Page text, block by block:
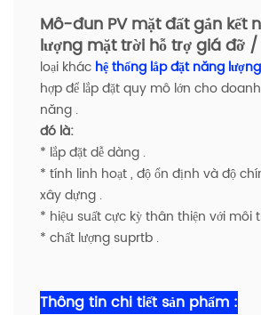
Mô-đun PV mặt đất gắn kết
lượng mặt trời hỗ trợ giá đỡ
loại khác hệ thống lắp đặt năng
hợp để lắp đặt quy mô lớn cho
năng .
đó là:
* lắp đặt dễ dàng .
* tính linh hoạt , độ ổn định và độ
xây dựng .
* hiệu suất cực kỳ thân thiện với môi
* chất lượng suprtb .
Thông tin chi tiết sản phẩm :